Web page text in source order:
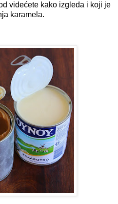
videćete kako izgleda i koji je
karamela.